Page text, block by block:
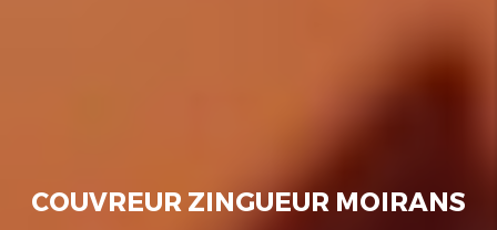
COUVREUR ZINGUEUR MOIRANS